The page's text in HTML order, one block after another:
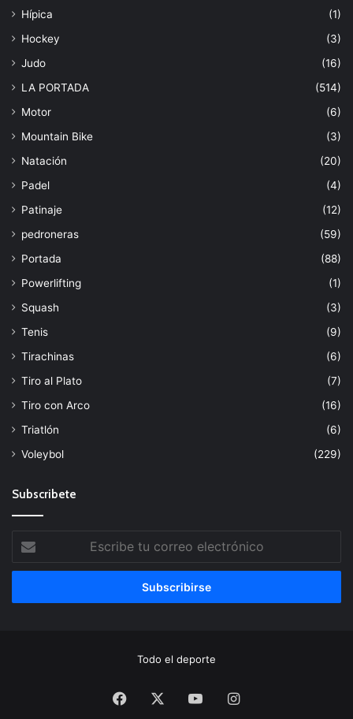
Hípica
(1)
Hockey
(3)
Judo
(16)
LA PORTADA
(514)
Motor
(6)
Mountain Bike
(3)
Natación
(20)
Padel
(4)
Patinaje
(12)
pedroneras
(59)
Portada
(88)
Powerlifting
(1)
Squash
(3)
Tenis
(9)
Tirachinas
(6)
Tiro al Plato
(7)
Tiro con Arco
(16)
Triatlón
(6)
Voleybol
(229)
Subscribete
tu
correo
Todo el deporte
Facebook YouTubeInstagram